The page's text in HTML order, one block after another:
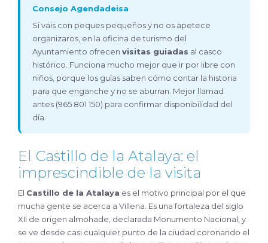
Consejo Agendadeisa
Si vais con peques pequeños y no os apetece
organizaros, en la oficina de turismo del
Ayuntamiento ofrecen visitas guiadas al casco
histórico. Funciona mucho mejor que ir por libre con
niños, porque los guías saben cómo contar la historia
para que enganche y no se aburran. Mejor llamad
antes (965 801 150) para confirmar disponibilidad del
día.
El Castillo de la Atalaya: el
imprescindible de la visita
El Castillo de la Atalaya es el motivo principal por el que
mucha gente se acerca a Villena. Es una fortaleza del siglo
XII de origen almohade, declarada Monumento Nacional, y
se ve desde casi cualquier punto de la ciudad coronando el